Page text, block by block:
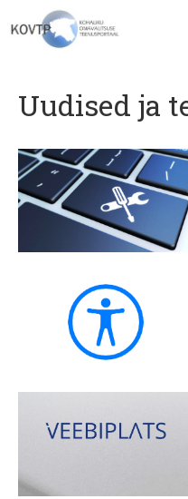
Uudised ja